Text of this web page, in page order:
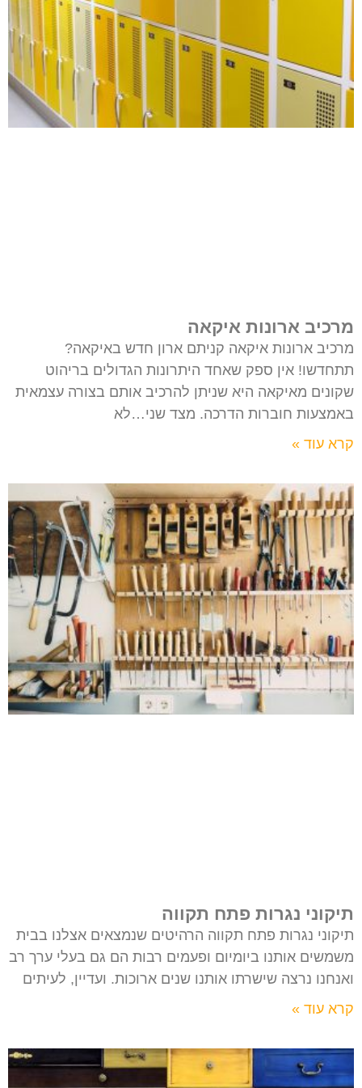
מרכיב ארונות איקאה
מרכיב ארונות איקאה קניתם ארון חדש באיקאה?
תתחדשו! אין ספק שאחד היתרונות הגדולים בריהוט
שקונים מאיקאה היא שניתן להרכיב אותם בצורה עצמאית
באמצעות חוברות הדרכה. מצד שני…לא
קרא עוד »
תיקוני נגרות פתח תקווה
תיקוני נגרות פתח תקווה הרהיטים שנמצאים אצלנו בבית
משמשים אותנו ביומיום ופעמים רבות הם גם בעלי ערך רב
ואנחנו נרצה שישרתו אותנו שנים ארוכות. ועדיין, לעיתים
קרא עוד »